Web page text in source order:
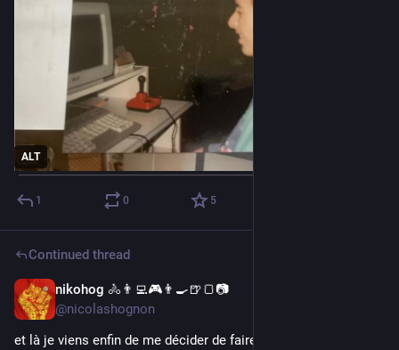
ALT
1 0 5
Continued thread
nikohog 🚴👨‍💻🎮👨‍🍳🍺🍞📷
@nicolashognon
et là je viens enfin de me décider de faire un test rapide.